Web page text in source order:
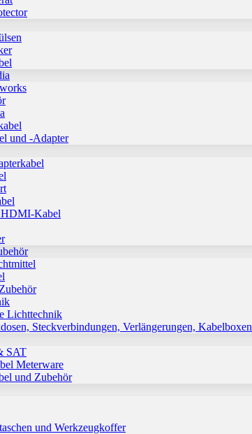
und -Adapter
HDMI-Kabel
Lichttechnik
Steckverbindungen, Verlängerungen, Kabelboxen
SAT
Meterware
und Zubehör
und Werkzeugkoffer